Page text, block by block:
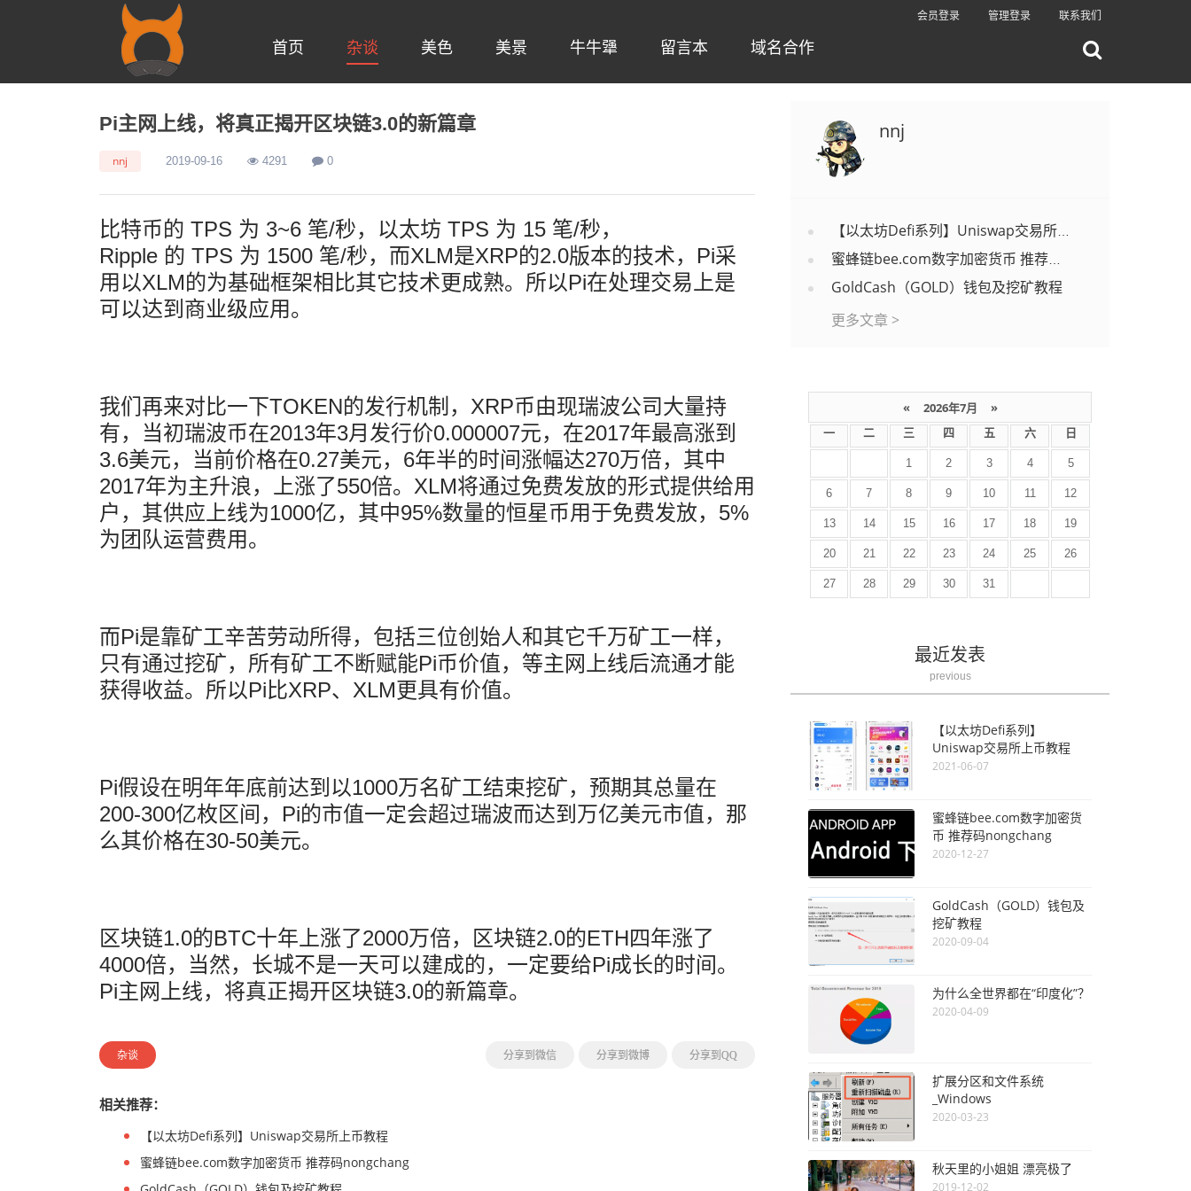
会员登录 管理登录 联系我们
首页 杂谈 美色 美景 牛牛犟 留言本 域名合作
Pi主网上线，将真正揭开区块链3.0的新篇章
nnj 2019-09-16 4291 0
比特币的 TPS 为 3~6 笔/秒，以太坊 TPS 为 15 笔/秒，
Ripple 的 TPS 为 1500 笔/秒，而XLM是XRP的2.0版本的技术，Pi采
用以XLM的为基础框架相比其它技术更成熟。所以Pi在处理交易上是
可以达到商业级应用。
我们再来对比一下TOKEN的发行机制，XRP币由现瑞波公司大量持
有，当初瑞波币在2013年3月发行价0.000007元，在2017年最高涨到
3.6美元，当前价格在0.27美元，6年半的时间涨幅达270万倍，其中
2017年为主升浪，上涨了550倍。XLM将通过免费发放的形式提供给用
户，其供应上线为1000亿，其中95%数量的恒星币用于免费发放，5%
为团队运营费用。
而Pi是靠矿工辛苦劳动所得，包括三位创始人和其它千万矿工一样，
只有通过挖矿，所有矿工不断赋能Pi币价值，等主网上线后流通才能
获得收益。所以Pi比XRP、XLM更具有价值。
Pi假设在明年年底前达到以1000万名矿工结束挖矿，预期其总量在
200-300亿枚区间，Pi的市值一定会超过瑞波而达到万亿美元市值，那
么其价格在30-50美元。
区块链1.0的BTC十年上涨了2000万倍，区块链2.0的ETH四年涨了
4000倍，当然，长城不是一天可以建成的，一定要给Pi成长的时间。
Pi主网上线，将真正揭开区块链3.0的新篇章。
杂谈 分享到微信 分享到微博 分享到QQ
相关推荐：
【以太坊Defi系列】Uniswap交易所上币教程
蜜蜂链bee.com数字加密货币 推荐码nongchang
nnj
【以太坊Defi系列】Uniswap交易所上币教程
蜜蜂链bee.com数字加密货币 推荐码nongchang
GoldCash（GOLD）钱包及挖矿教程
更多文章 >
« 2026年7月 »
一 二 三 四 五 六 日
1 2 3 4 5
6 7 8 9 10 11 12
13 14 15 16 17 18 19
20 21 22 23 24 25 26
27 28 29 30 31
最近发表
previous
【以太坊Defi系列】
Uniswap交易所上币教程
2021-06-07
蜜蜂链bee.com数字加密货
币 推荐码nongchang
2020-12-27
GoldCash（GOLD）钱包及
挖矿教程
2020-09-04
为什么全世界都在“印度化”？
2020-04-09
扩展分区和文件系统
_Windows
2020-03-23
秋天里的小姐姐 漂亮极了
2019-12-02